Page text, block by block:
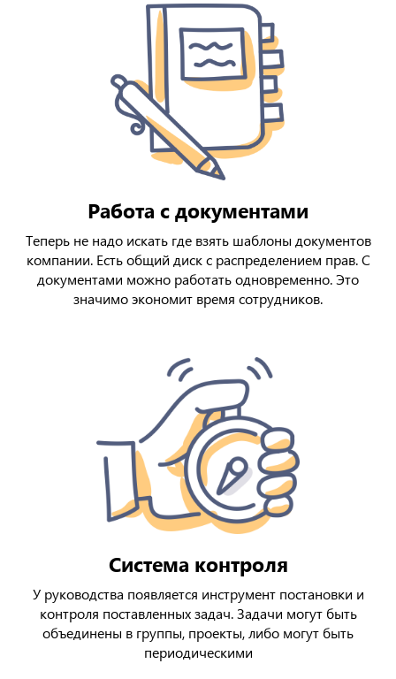
Работа с документами
Теперь не надо искать где взять шаблоны документов
компании. Есть общий диск с распределением прав. С
документами можно работать одновременно. Это
значимо экономит время сотрудников.
Система контроля
У руководства появляется инструмент постановки и
контроля поставленных задач. Задачи могут быть
объединены в группы, проекты, либо могут быть
периодическими